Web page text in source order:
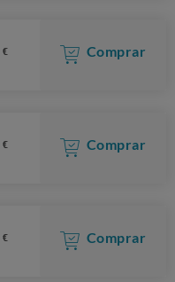
€ Comprar
€ Comprar
€ Comprar